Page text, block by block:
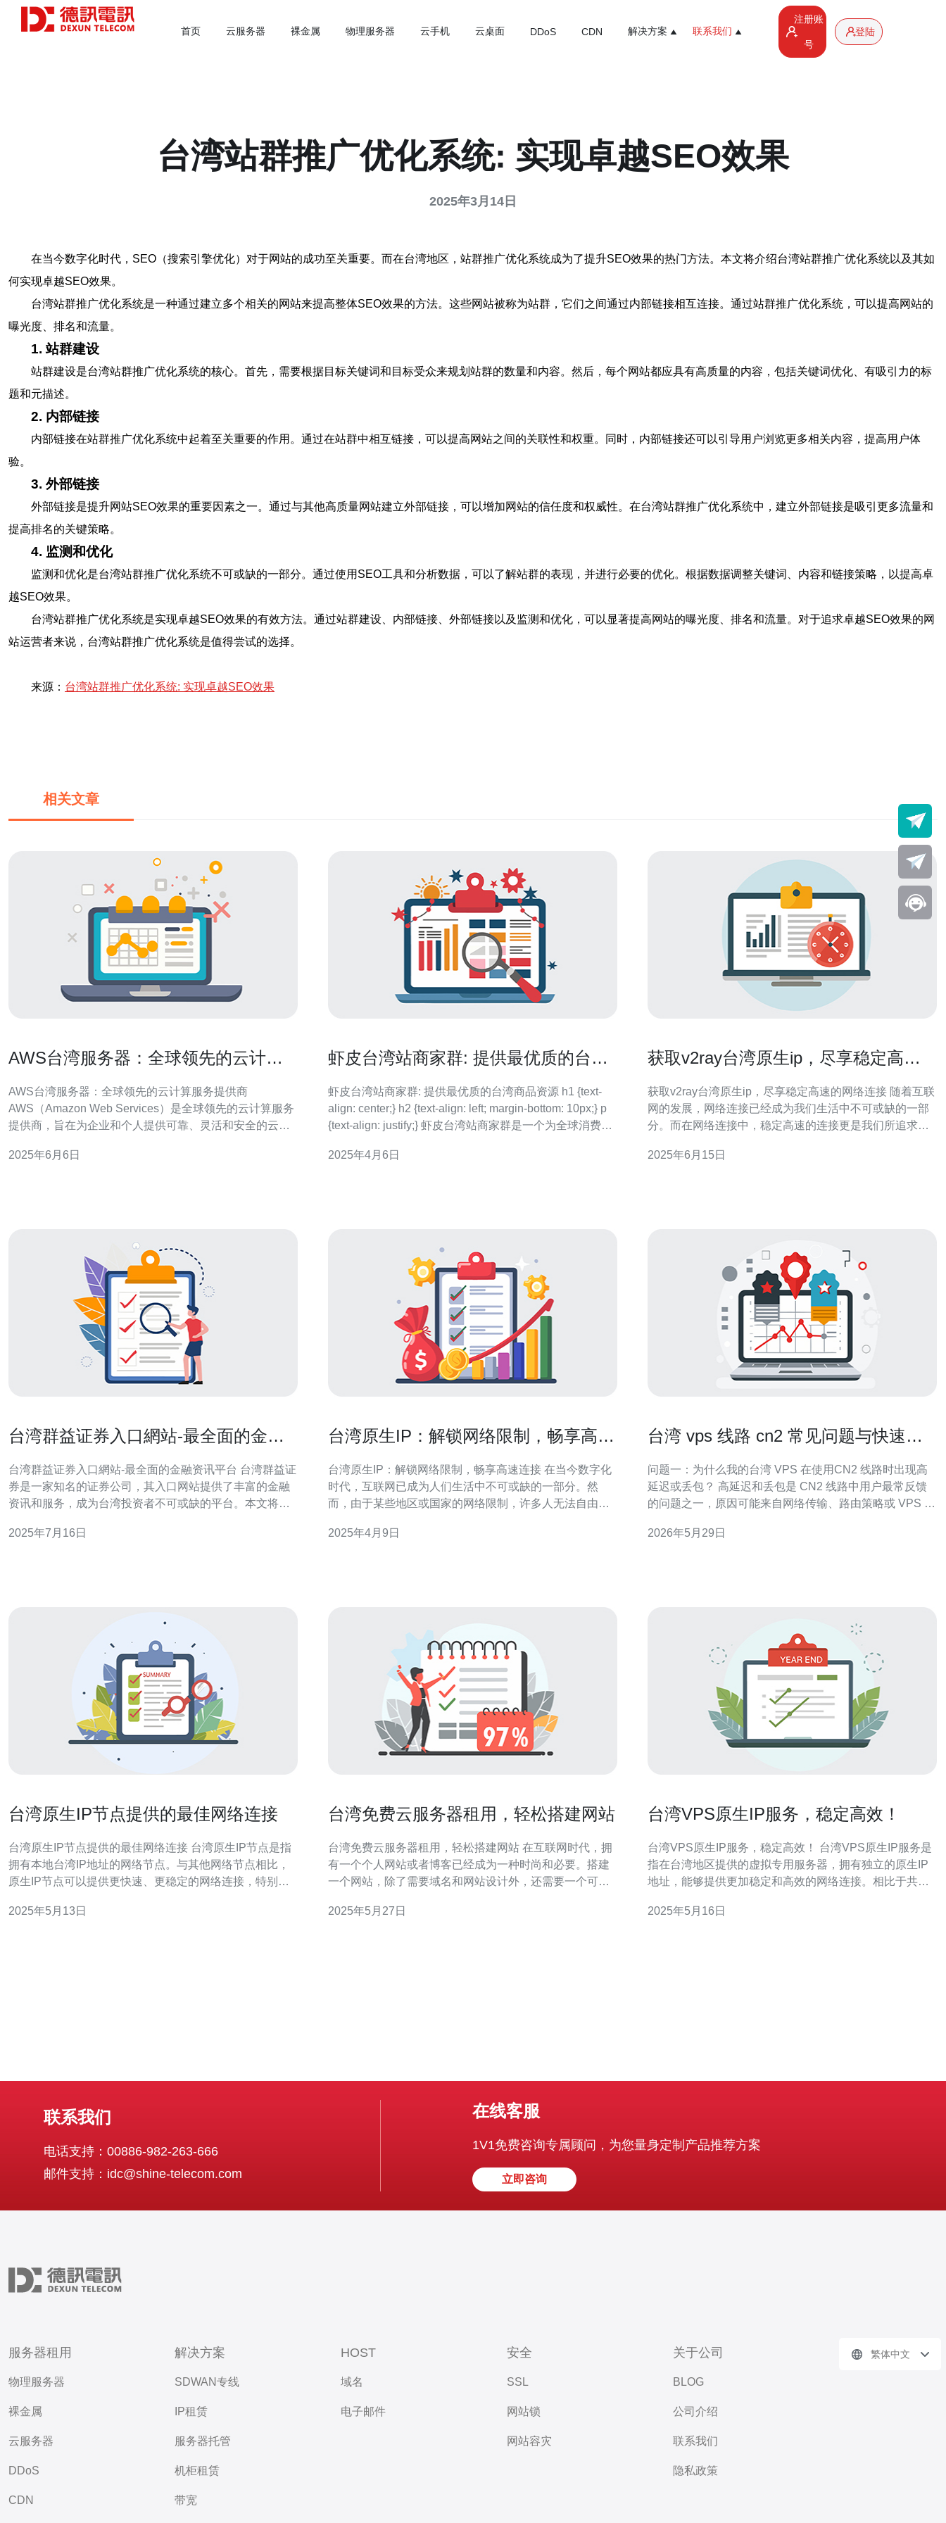
首页 云服务器 裸金属 物理服务器 云手机 云桌面 DDoS CDN 解决方案 联系我们
注册账
号
登陆
台湾站群推广优化系统: 实现卓越SEO效果
2025年3月14日
在当今数字化时代，SEO（搜索引擎优化）对于网站的成功至关重要。而在台湾地区，站群推广优化系统成为了提升SEO效果的热门方法。本文将介绍台湾站群推广优化系统以及其如
何实现卓越SEO效果。
台湾站群推广优化系统是一种通过建立多个相关的网站来提高整体SEO效果的方法。这些网站被称为站群，它们之间通过内部链接相互连接。通过站群推广优化系统，可以提高网站的
曝光度、排名和流量。
1. 站群建设
站群建设是台湾站群推广优化系统的核心。首先，需要根据目标关键词和目标受众来规划站群的数量和内容。然后，每个网站都应具有高质量的内容，包括关键词优化、有吸引力的标
题和元描述。
2. 内部链接
内部链接在站群推广优化系统中起着至关重要的作用。通过在站群中相互链接，可以提高网站之间的关联性和权重。同时，内部链接还可以引导用户浏览更多相关内容，提高用户体
验。
3. 外部链接
外部链接是提升网站SEO效果的重要因素之一。通过与其他高质量网站建立外部链接，可以增加网站的信任度和权威性。在台湾站群推广优化系统中，建立外部链接是吸引更多流量和
提高排名的关键策略。
4. 监测和优化
监测和优化是台湾站群推广优化系统不可或缺的一部分。通过使用SEO工具和分析数据，可以了解站群的表现，并进行必要的优化。根据数据调整关键词、内容和链接策略，以提高卓
越SEO效果。
台湾站群推广优化系统是实现卓越SEO效果的有效方法。通过站群建设、内部链接、外部链接以及监测和优化，可以显著提高网站的曝光度、排名和流量。对于追求卓越SEO效果的网
站运营者来说，台湾站群推广优化系统是值得尝试的选择。
来源： 台湾站群推广优化系统: 实现卓越SEO效果
相关文章
AWS台湾服务器：全球领先的云计算
AWS台湾服务器：全球领先的云计算服务提供商
AWS（Amazon Web Services）是全球领先的云计算服务
提供商，旨在为企业和个人提供可靠、灵活和安全的云计
中台湾服务器作为其亚洲区域的重要节点，为亚洲地区的
2025年6月6日
虾皮台湾站商家群: 提供最优质的台湾
虾皮台湾站商家群: 提供最优质的台湾商品资源 h1 {text-
align: center;} h2 {text-align: left; margin-bottom: 10px;} p
{text-align: justify;} 虾皮台湾站商家群是一个为全球消费者
我们致力于
2025年4月6日
获取v2ray台湾原生ip，尽享稳定高速
获取v2ray台湾原生ip，尽享稳定高速的网络连接 随着互联
网的发展，网络连接已经成为我们生活中不可或缺的一部
分。而在网络连接中，稳定高速的连接更是我们所追求
ip，可以获得更加稳定高速的网络连接体验。 v2ray是一个
2025年6月15日
台湾群益证券入口網站-最全面的金融
台湾群益证券入口網站-最全面的金融资讯平台 台湾群益证
券是一家知名的证券公司，其入口网站提供了丰富的金融
资讯和服务，成为台湾投资者不可或缺的平台。本文将介
了解这个全面的金融资讯平台。 台湾群益证券入口网站汇
2025年7月16日
台湾原生IP：解锁网络限制，畅享高速
台湾原生IP：解锁网络限制，畅享高速连接 在当今数字化
时代，互联网已成为人们生活中不可或缺的一部分。然
而，由于某些地区或国家的网络限制，许多人无法自由地
解决这一问题的理想选择。 台湾原生IP指的是在台湾境内
2025年4月9日
台湾 vps 线路 cn2 常见问题与快速故
问题一：为什么我的台湾 VPS 在使用CN2 线路时出现高
延迟或丢包？ 高延迟和丢包是 CN2 线路中用户最常反馈
的问题之一，原因可能来自网络传输、路由策略或 VPS 本
网络出现拥堵；2) 路由没有走到真正的 CN2 优化路径（回
2026年5月29日
台湾原生IP节点提供的最佳网络连接
台湾原生IP节点提供的最佳网络连接 台湾原生IP节点是指
拥有本地台湾IP地址的网络节点。与其他网络节点相比，
原生IP节点可以提供更快速、更稳定的网络连接，特别适
用户可以获得以下优势： 更快的网络速度：原生IP节点可
2025年5月13日
台湾免费云服务器租用，轻松搭建网站
台湾免费云服务器租用，轻松搭建网站 在互联网时代，拥
有一个个人网站或者博客已经成为一种时尚和必要。搭建
一个网站，除了需要域名和网站设计外，还需要一个可靠
租用服务，让您可以轻松搭建自己的网站。 台湾的免费云
2025年5月27日
台湾VPS原生IP服务，稳定高效！
台湾VPS原生IP服务，稳定高效！ 台湾VPS原生IP服务是
指在台湾地区提供的虚拟专用服务器，拥有独立的原生IP
地址，能够提供更加稳定和高效的网络连接。相比于共享
致的IP封禁问题，保障业务的正常运行。 1. 稳定可靠：台
2025年5月16日
联系我们
电话支持：00886-982-263-666
邮件支持：idc@shine-telecom.com
在线客服
1V1免费咨询专属顾问，为您量身定制产品推荐方案
立即咨询
服务器租用
物理服务器
裸金属
云服务器
DDoS
CDN
解决方案
SDWAN专线
IP租赁
服务器托管
机柜租赁
带宽
HOST
域名
电子邮件
安全
SSL
网站锁
网站容灾
关于公司
BLOG
公司介绍
联系我们
隐私政策
繁体中文